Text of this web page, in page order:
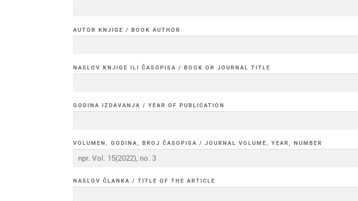
AUTOR KNJIGE / BOOK AUTHOR
NASLOV KNJIGE ILI ČASOPISA / BOOK OR JOURNAL TITLE
GODINA IZDAVANJA / YEAR OF PUBLICATION
VOLUMEN, GODINA, BROJ ČASOPISA / JOURNAL VOLUME, YEAR, NUMBER
NASLOV ČLANKA / TITLE OF THE ARTICLE